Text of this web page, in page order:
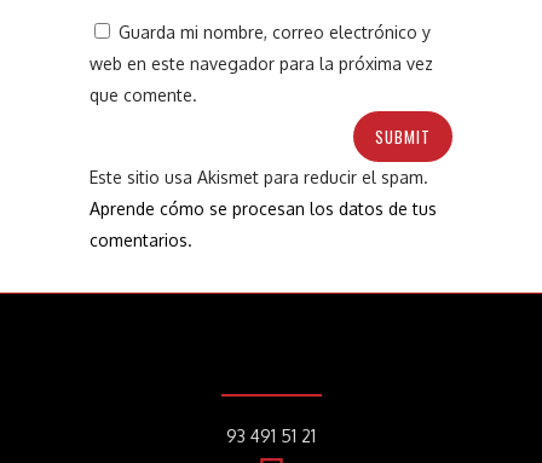
Guarda mi nombre, correo electrónico y
web en este navegador para la próxima vez
que comente.
Este sitio usa Akismet para reducir el spam.
Aprende cómo se procesan los datos de tus
comentarios.
93 491 51 21